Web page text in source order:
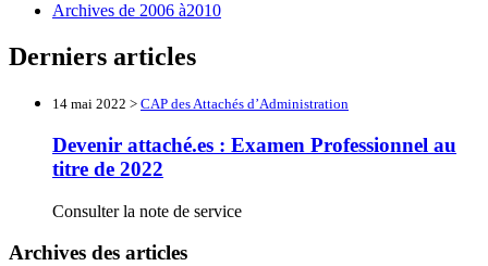
Archives de 2006 à2010
Derniers articles
14 mai 2022 > CAP des Attachés d’Administration
Devenir attaché.es : Examen Professionnel au
titre de 2022
Consulter la note de service
Archives des articles